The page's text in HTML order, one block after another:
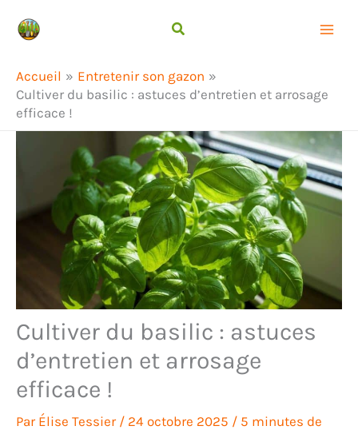
Accueil
Entretenir son gazon
Cultiver du basilic : astuces d’entretien et arrosage
efficace !
Cultiver du basilic : astuces
d’entretien et arrosage
efficace !
Par Élise Tessier / 24 octobre 2025 / 5 minutes de